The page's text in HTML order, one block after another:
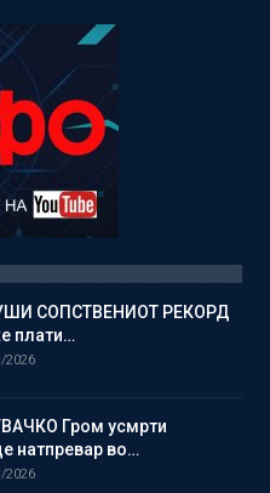
СОПСТВЕНИОТ РЕКОРД
плати…
2026
Гром усмрти
натпревар во…
2026